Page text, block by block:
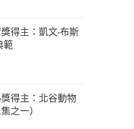
得主：凱文‧布斯
範
得主：北谷動物
之一）